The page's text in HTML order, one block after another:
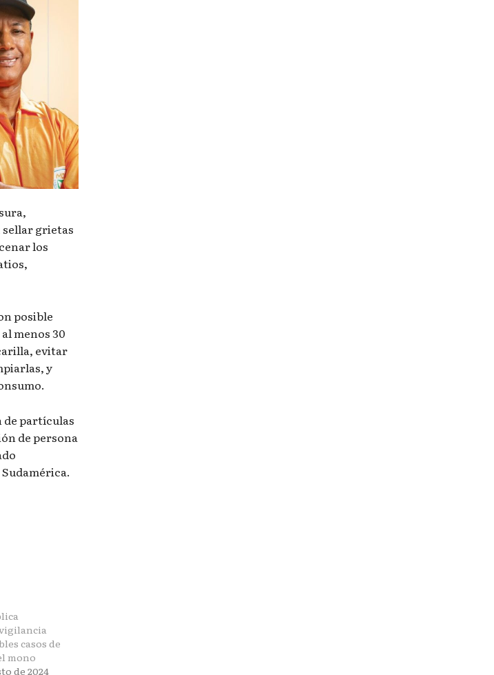
sellar grietas
los
posible
menos 30
evitar
y
partículas
de persona
casos de
mono
de 2024